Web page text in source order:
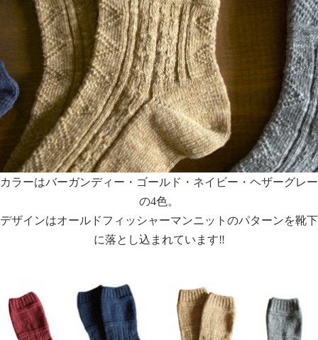
カラーはバーガンディー・ゴールド・ネイビー・ヘザーグレー
の4色。
デザインはオールドフィッシャーマンニットのパターンを靴下
に落とし込まれています‼︎